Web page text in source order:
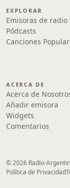
EXPLORAR
Emisoras de radio
Pódcasts
Canciones
ACERCA DE
Acerca de
Añadir emisora
Widgets
Comentarios
© 2026 Radio-
Política de Privacidad